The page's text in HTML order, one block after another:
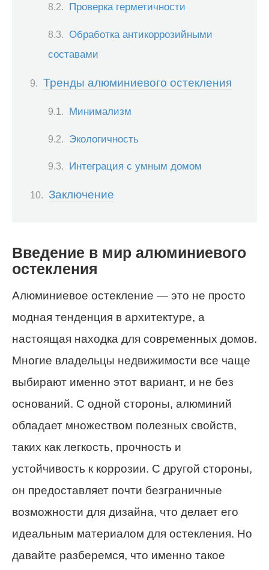
Проверка герметичности
Обработка антикоррозийными
составами
Тренды алюминиевого остекления
Минимализм
Экологичность
Интеграция с умным домом
Заключение
Введение в мир алюминиевого
остекления
Алюминиевое остекление — это не просто
модная тенденция в архитектуре, а
настоящая находка для современных домов.
Многие владельцы недвижимости все чаще
выбирают именно этот вариант, и не без
оснований. С одной стороны, алюминий
обладает множеством полезных свойств,
таких как легкость, прочность и
устойчивость к коррозии. С другой стороны,
он предоставляет почти безграничные
возможности для дизайна, что делает его
идеальным материалом для остекления. Но
давайте разберемся, что именно такое